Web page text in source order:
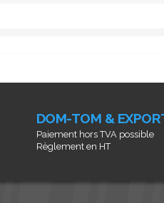
DOM-TOM &
Paiement hors TVA possible
Règlement en HT